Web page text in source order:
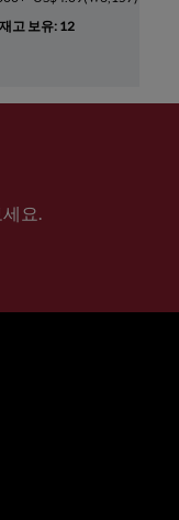
재고 보유: 12
요.